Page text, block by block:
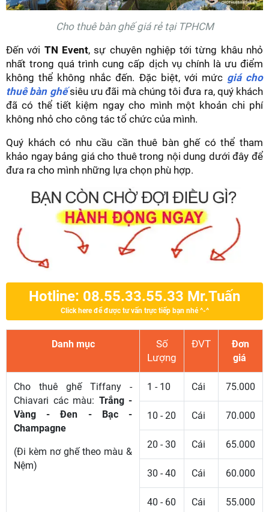
Cho thuê bàn ghế giá rẻ tại TPHCM
Đến với TN Event, sự chuyên nghiệp tới từng khâu nhỏ
nhất trong quá trình cung cấp dịch vụ chính là ưu điểm
không thể không nhắc đến. Đặc biệt, với mức giá cho
thuê bàn ghếsiêu ưu đãi mà chúng tôi đưa ra, quý khách
đã có thể tiết kiệm ngay cho mình một khoản chi phí
không nhỏ cho công tác tổ chức của mình.
Quý khách có nhu cầu cần thuê bàn ghế có thể tham
khảo ngay bảng giá cho thuê trong nội dung dưới đây để
đưa ra cho mình những lựa chọn phù hợp.
Hotline: 08.55.33.55.33 Mr.Tuấn
Click here để được tư vấn trực tiếp bạn nhé ^-^
Danh mục
Số
Lượng
ĐVT
Đơn
giá
Cho thuê ghế Tiffany -
Chiavari các màu: Trắng -
Vàng - Đen - Bạc -
Champagne
(Đi kèm nơ ghế theo màu &
Nệm)
1 - 10 Cái 75.000
10 - 20 Cái 70.000
20 - 30 Cái 65.000
30 - 40 Cái 60.000
40 - 60 Cái 55.000